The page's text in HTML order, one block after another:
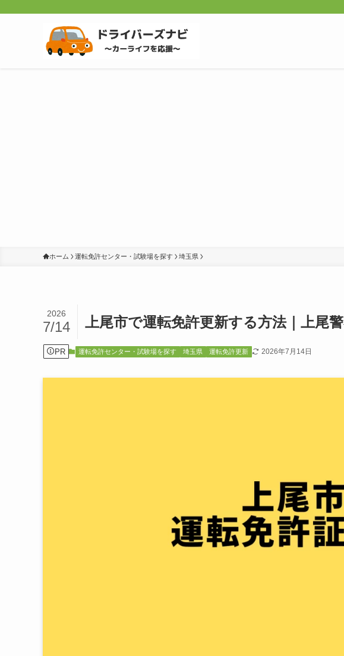
ホーム 運転免許センター・試験場を探す 埼玉県
上尾市で運転免許更新する方法｜上尾
2026
7/14
PR 運転免許センター・試験場を探す 埼玉県 運転免許更新 2026年7月14日